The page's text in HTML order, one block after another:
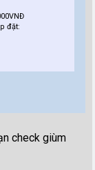
đặt:
check giùm